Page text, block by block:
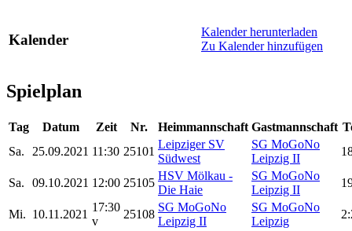
Kalender
Kalender herunterladen
Zu Kalender hinzufügen
Spielplan
Tag Datum Zeit Nr. Heimmannschaft Gastmannschaft
Sa.
25.09.2021 11:30 25101
Leipziger SV
Südwest
SG MoGoNo
Leipzig II
Sa. 09.10.2021 12:00 25105
HSV Mölkau -
Die Haie
SG MoGoNo
Leipzig II
Mi. 10.11.2021
17:30
v
25108
SG MoGoNo
Leipzig II
SG MoGoNo
Leipzig